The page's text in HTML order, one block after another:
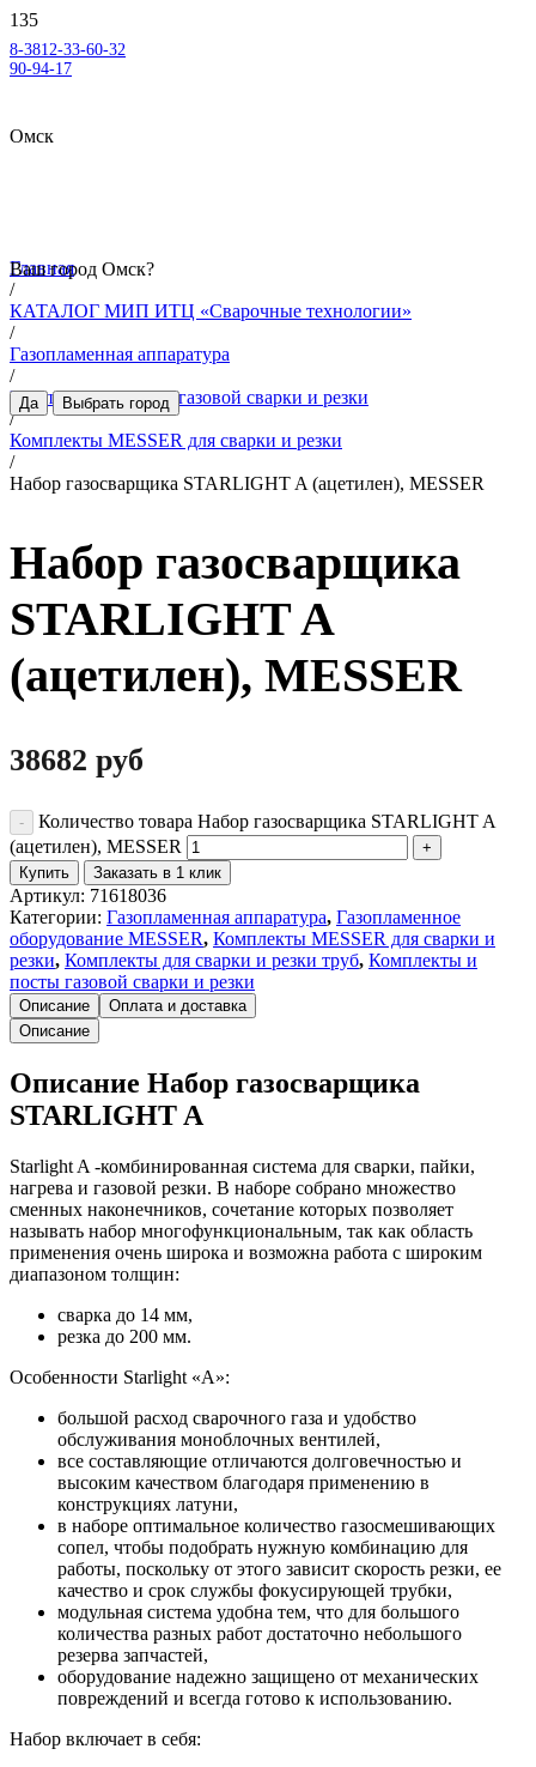
8-3812-33-60-32
90-94-17
Омск
Ваш город Омск?
Да Выбрать город
Главная
/
КАТАЛОГ МИП ИТЦ «Сварочные технологии»
/
Газопламенная аппаратура
/
Комплекты и посты газовой сварки и резки
/
Комплекты MESSER для сварки и резки
/
Набор газосварщика STARLIGHT A (ацетилен), MESSER
Набор газосварщика
STARLIGHT A
(ацетилен), MESSER
38682 руб
Количество товара Набор газосварщика STARLIGHT A
(ацетилен), MESSER
Купить Заказать в 1 клик
Артикул: 71618036
Категории: Газопламенная аппаратура, Газопламенное
оборудование MESSER, Комплекты MESSER для сварки и
резки, Комплекты для сварки и резки труб, Комплекты и
посты газовой сварки и резки
Описание
Оплата и доставка
Описание
Описание Набор газосварщика
STARLIGHT A
Starlight A -комбинированная система для сварки, пайки,
нагрева и газовой резки. В наборе собрано множество
сменных наконечников, сочетание которых позволяет
называть набор многофункциональным, так как область
применения очень широка и возможна работа с широким
диапазоном толщин:
сварка до 14 мм,
резка до 200 мм.
Особенности Starlight «A»:
большой расход сварочного газа и удобство
обслуживания моноблочных вентилей,
все составляющие отличаются долговечностью и
высоким качеством благодаря применению в
конструкциях латуни,
в наборе оптимальное количество газосмешивающих
сопел, чтобы подобрать нужную комбинацию для
работы, поскольку от этого зависит скорость резки, ее
качество и срок службы фокусирующей трубки,
модульная система удобна тем, что для большого
количества разных работ достаточно небольшого
резерва запчастей,
оборудование надежно защищено от механических
повреждений и всегда готово к использованию.
Набор включает в себя: